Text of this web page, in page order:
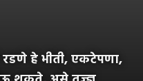
रडणे हे भीती, एकटेपणा,